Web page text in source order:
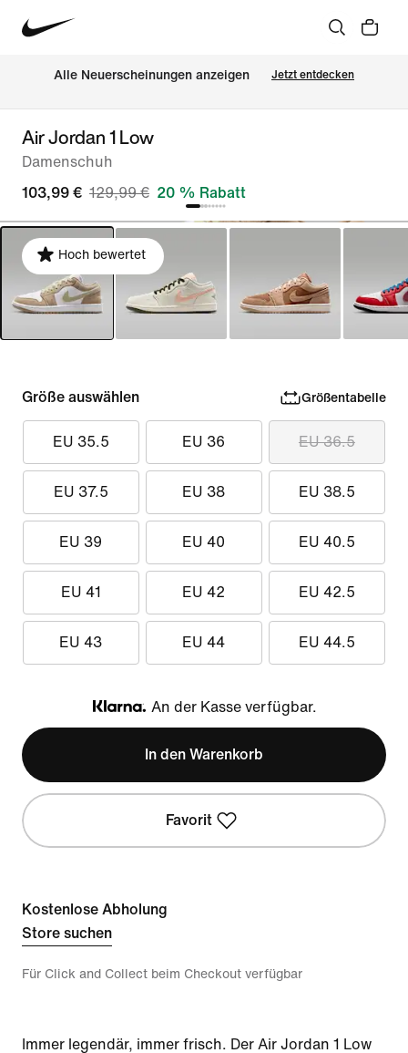
Alle Neuerscheinungen anzeigen Jetzt entdecken
Air Jordan 1 Low
Damenschuh
103,99 € 129,99 € 20 % Rabatt
Hoch bewertet
Größe auswählen Größentabelle
EU 35.5 EU 36 EU 36.5
EU 37.5 EU 38 EU 38.5
EU 39 EU 40 EU 40.5
EU 41 EU 42 EU 42.5
EU 43 EU 44 EU 44.5
Klarna
An der Kasse verfügbar.
In den Warenkorb
Favorit
Kostenlose Abholung
Store suchen
Für Click and Collect beim Checkout verfügbar
Immer legendär, immer frisch. Der Air Jordan 1 Low